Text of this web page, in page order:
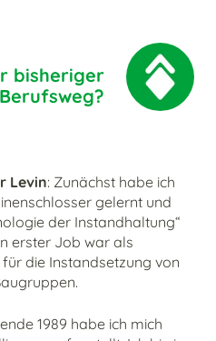
bisheriger
Berufsweg?
Levin: Zunächst habe ich
gelernt und
der Instandhaltung“
erster Job war als
die Instandsetzung von
1989 habe ich mich